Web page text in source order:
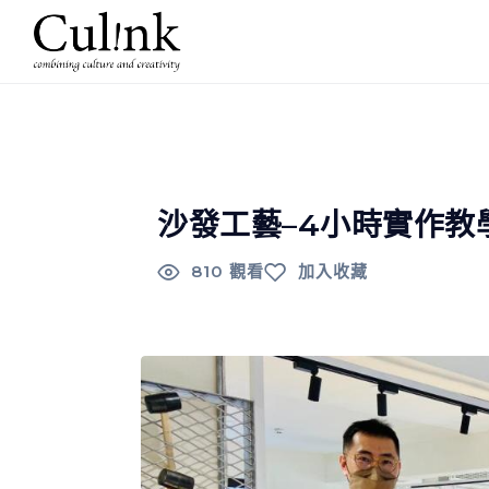
沙發工藝–4小時實作教
810 觀看 加入收藏